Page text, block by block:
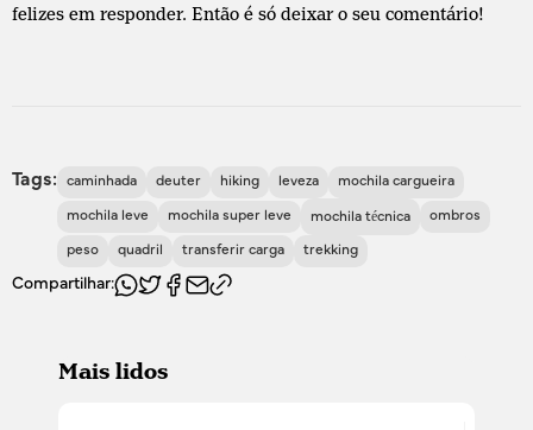
felizes em responder. Então é só deixar o seu comentário!
Tags: caminhada deuter hiking leveza mochila cargueira
mochila leve mochila super leve mochila técnica ombros
peso quadril transferir carga trekking
Compartilhar:
Mais lidos